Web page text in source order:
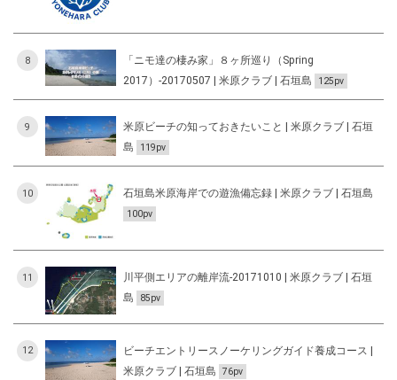
8
「ニモ達の棲み家」８ヶ所巡り（Spring
2017）-20170507 | 米原クラブ | 石垣島
125pv
9
米原ビーチの知っておきたいこと | 米原クラブ | 石垣
島
119pv
10 石垣島米原海岸での遊漁備忘録 | 米原クラブ | 石垣島
100pv
11
川平側エリアの離岸流-20171010 | 米原クラブ | 石垣
島
85pv
12
ビーチエントリースノーケリングガイド養成コース |
米原クラブ | 石垣島
76pv